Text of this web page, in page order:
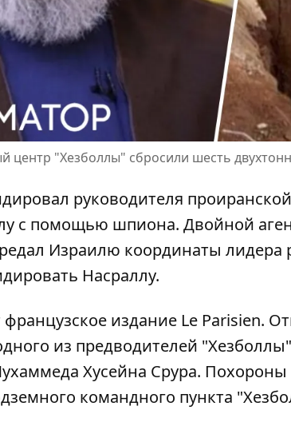
центр "Хезболлы" сбросили шесть
руководителя
с помощью шпиона. Двойной
Израилю координаты лидера
Насраллу.
издание Le Parisien.
из предводителей "Хезболлы"
Хусейна Срура.
командного пункта